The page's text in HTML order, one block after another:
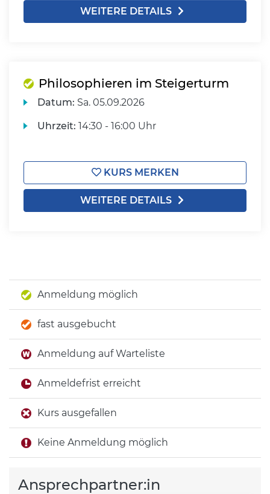
WEITERE DETAILS
Philosophieren im Steigerturm
Datum: Sa. 05.09.2026
Uhrzeit: 14:30 - 16:00 Uhr
KURS MERKEN
WEITERE DETAILS
Anmeldung möglich
fast ausgebucht
Anmeldung auf Warteliste
Anmeldefrist erreicht
Kurs ausgefallen
Keine Anmeldung möglich
Ansprechpartner:in